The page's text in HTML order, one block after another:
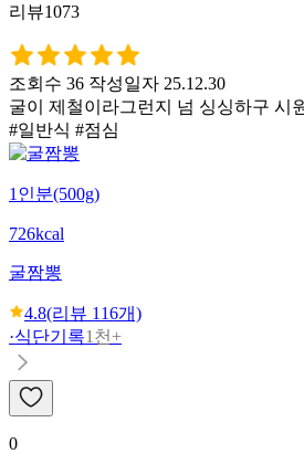
리뷰1073
조회수 36 작성일자 25.12.30
굴이 제철이라그런지 넘 싱싱하구 시
#일반식 #점심
1인분(500g)
726kcal
굴짬뽕
4.8(리뷰 116개)
·식단기록1천+
0